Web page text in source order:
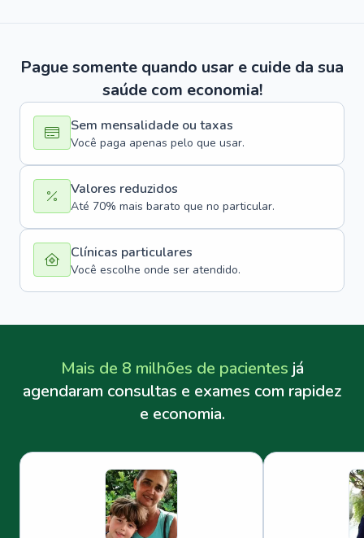
Pague somente quando usar e cuide da sua
saúde com economia!
Sem mensalidade ou taxas
Você paga apenas pelo que usar.
Valores reduzidos
Até 70% mais barato que no particular.
Clínicas particulares
Você escolhe onde ser atendido.
Mais de 8 milhões de pacientes já
agendaram consultas e exames com rapidez
e economia.